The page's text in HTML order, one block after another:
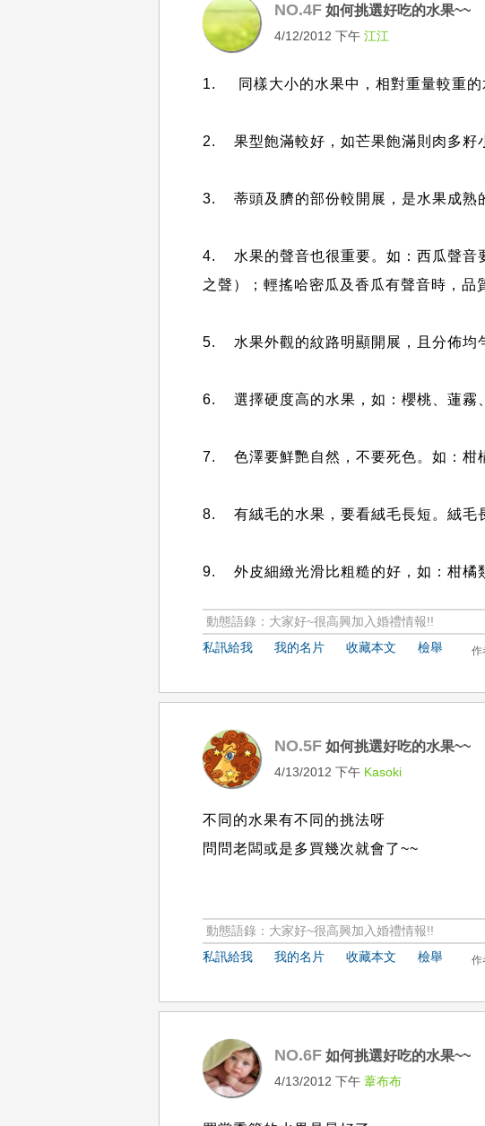
NO.4F 如何挑選好吃的水果~~
4/12/2012 下午江江
1. 同樣大小的水果中，相對重量較重的
2. 果型飽滿較好，如芒果飽滿則肉多籽
3. 蒂頭及臍的部份較開展，是水果成熟
4. 水果的聲音也很重要。如：西瓜聲音
之聲）；輕搖哈密瓜及香瓜有聲音時，品
5. 水果外觀的紋路明顯開展，且分佈均
6. 選擇硬度高的水果，如：櫻桃、蓮霧
7. 色澤要鮮艷自然，不要死色。如：柑
8. 有絨毛的水果，要看絨毛長短。絨毛
9. 外皮細緻光滑比粗糙的好，如：柑橘
動態語錄：大家好~很高興加入婚禮情報!!
私訊給我
我的名片 收藏本文 檢舉
NO.5F 如何挑選好吃的水果~~
4/13/2012 下午 Kasoki
不同的水果有不同的挑法呀
問問老闆或是多買幾次就會了~~
動態語錄：大家好~很高興加入婚禮情報!!
私訊給我
我的名片 收藏本文 檢舉
NO.6F 如何挑選好吃的水果~~
4/13/2012 下午葦布布